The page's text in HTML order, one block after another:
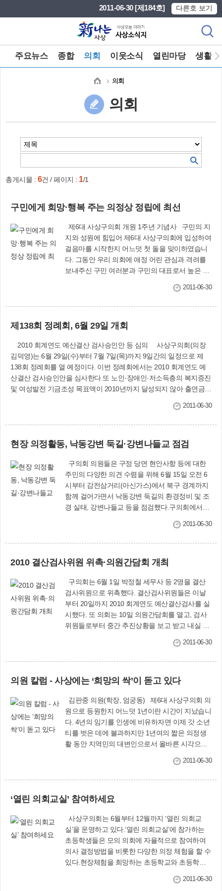
2011-06-30 [제184호] 다른호 보기
주요뉴스 종합 의회 이웃소식 열린마당 생활정
의회
의회
총게시물 : 6건 / 페이지 : 1/1
구민에게 희망·행복 주는 의정상 정립에 최선
지와 성원에 힘입어 제6대 사상구의회에 입성하여
걸음마를 시작한지 어느덧 첫 돌을 맞이하였습니
다. 그동안 우리 의회에 애정 어린 관심과 격려를
보내주신 구민 여러분과 구민의 대표로서 높은 긍
원 여러분! 아울러 원활한 의정활동을 펼칠 수 있
제 제6대 사상구의회 개원 1주년을 맞이하면서 우
다. 26만 구민 여러분과 의정사(議政史)앞에 막중
한 사명과 소임을 완수하겠다는 각오로서 엄숙히
서약을 했고, 그리고 야심찬 포부로 의정활동의 발
길을 힘차게 내딛어 왔습니다. 또한 지역발전과 주
민 복리향상을 위한 정책에 있어 의회는 당적을 초
월한 이해와 협력을 일구어 왔다고 생각합니다.민
의의 대표기구인 입법기관으로서 구정을 올바르
게 펴나가도록 감시, 견제해야 했고 주민생활과 밀
습니다. 특히 ‘민심이 곧 천심이다’라는 철학을 늘
따뜻이 맞이하여 그 고충을 직접 헤아려 보기도 하
였습니다. 지나온 1년을 돌이켜 볼 때 의정활동의
세월은 정말 과녁을 향해 날아가는 화살과 같이 빨
랐습니다. 그리고 그 과녁에 얼마만큼 명중시켰는
가에 대한 의정 성과를 분석해 볼 때 구민 앞에 항
상 아쉬움이 많이 생기는 것도 사실입니다. 그러나
로서의 역할을 수행하는 데는 결코 소홀함이 없이
니다.아무튼 그간의 의정활동을 돌이켜 보면서 과
되었는가를 냉정하고 겸허한 자세로 자성해보는
시간을 가지면서 잘못된 관행과 미흡한 활동이 있
다면 지금 이 시간부터 과감히 고쳐 나가도록 하겠
습니다.또한 구민 여러분의 행복은 곧 구민들과 운
명체를 같이 하는 우리 의회의 몫이 되기도 합니
다. 그간의 의정활동을 거울삼아 구민들께 가슴 벅
이 되는 의원이 되도록 더욱 분발해 나가겠습니다.
구민 여러분께서도 우리 의원 모두가 항상 초심의
자세를 잃지 않고 지역현장에서 주민과 함께 새벽
공기를 가르며 부지런히 일해 나갈 수 있도록 더
많은 채찍질과 지도를 부탁드립니다. 그리하여 구
민 여러분은 물론 그동안 선배 의원님들께서 쌓아
온 빛나는 의정사에 결코 누가 되는 일이 없도록
최선의 노력을 다하도록 하겠습니다.구민 여러분!
만하시기를 기원 드립니다. 감사합니다. 사상구
2011-06-30
제138회 정례회, 6월 29일 개회
김덕영)는 6월 29일(수)부터 7월 7일(목)까지 9일간의 일정으로 제
138회 정례회를 열 예정이다. 이번 정례회에서는 2010 회계연도 예
산결산 검사승인안을 심사한다.또 노인·장애인·저소득층의 복지증진
및 여성발전 기금조성 목표액이 2010년까지 달성되지 않아 출연금
시 사상구 사회복기금설치 및 운용조례 일부개정 조례안」 등 3건의
연도 예산결산 검사승인안 심사(소관 상임위원회실) 조례안 3건 심의
회 ☎310-4092〉
2011-06-30
현장 의정활동, 낙동강변 둑길·강변나들교 점검
주민의 다양한 의견 수렴을 위해 6월 15일 오전 6
시부터 감전삼거리(아신가스)에서 북구 경계까지
함께 걸어가면서 낙동강변 둑길의 환경정비 및 조
경 실태, 강변나들교 등을 점검했다.구의회에서는
의정활동 구현을 위해 지난 3월부터 분기 1회 이상
2011-06-30
2010 결산검사위원 위촉·의원간담회 개최
검사위원으로 위촉했다. 결산검사위원들은 이날
부터 20일까지 2010 회계연도 예산결산검사를 실
시했다. 또 의회는 10일 의원간담회를 열고, 검사
위원들로부터 중간 추진상황을 보고 받고 내실 있
구간 건설자문회의 참석구의회는 15일 김판중 기
임했다. 대표위원들은 자문회의 참석에 앞서 구청
다. 이어 도시철도 사상~하단구간 건설 자문회의
에 참석, 노선 및 정거장 위치 변경이 필요하다는
의견을 제시했다.
2011-06-30
의원 칼럼 - 사상에는 ‘희망의 싹’이 돋고 있다
원으로 등원한지 어느덧 1년이란 시간이 지났습니
다. 4년의 임기를 인생에 비유하자면 이제 갓 소년
티를 벗은 데에 불과하지만 1년여의 짧은 의정생
활 동안 지역민의 대변인으로서 올바른 시각으로
있는 기회를 갖게 되었습니다.근자에 우리 구민들
래의 꿈을 가꾸는 교육행정도시, 그야말로 사상 르
관계 공무원은 이 목표를 위해 줄기차게 노력해 왔
습니다.지난해 구의원이 되기 전에는 그저 허황된
구호로만 여겨졌던 사상의 청사진들이 이제 현실
로 다가오는 단계에 이르렀습니다. 지역주민 모두
는 희망찬 마음으로 사상의 주인으로 반드시 이루
어야 할 과업으로 여기고 있습니다.누구나 지난날
사상의 모습하면 그야말로 공장에서 내뿜는 매연
2011-06-30
‘열린 의회교실’ 참여하세요
실’을 운영하고 있다.‘열린 의회교실’에 참가하는
초등학생들은 모의 의회에 자율적으로 참여하여
의사 결정방법을 비롯한 다양한 의정 체험을 할 수
있다.현장체험을 희망하는 초등학교와 초등학생
2011-06-30